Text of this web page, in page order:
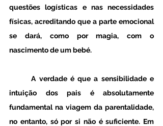
questões logísticas e nas necessidades
físicas, acreditando que a parte emocional
se dará, como por magia, com o
nascimento de um bebé.
	A verdade é que a sensibilidade e
intuição dos pais é absolutamente
fundamental na viagem da parentalidade,
no entanto, só por si não é suficiente. Em